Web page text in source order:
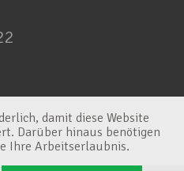
damit diese Website
Darüber hinaus benötigen
Ihre Arbeitserlaubnis.